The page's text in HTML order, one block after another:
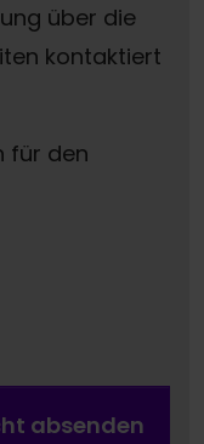
über die
kontaktiert
für den
absenden